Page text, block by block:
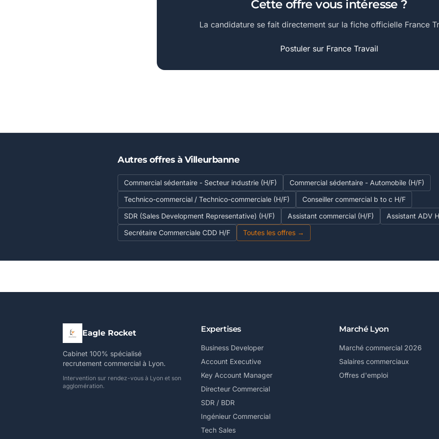
Cette offre vous intéresse ?
La candidature se fait directement sur la fiche officielle France
Postuler sur France Travail
Autres offres à Villeurbanne
Commercial sédentaire - Secteur industrie (H/F)
Commercial sédentaire - Automobile (H/F)
Technico-commercial / Technico-commerciale (H/F)
Conseiller commercial b to c H/F
SDR (Sales Development Representative) (H/F)
Assistant commercial (H/F)
Assistant ADV
Secrétaire Commerciale CDD H/F
Toutes les offres →
Eagle Rocket
Cabinet 100% spécialisé
recrutement commercial à Lyon.
Intervention sur rendez-vous à Lyon et son
agglomération.
Expertises
Business Developer
Account Executive
Key Account Manager
Directeur Commercial
SDR / BDR
Ingénieur Commercial
Tech Sales
Marché Lyon
Marché commercial 2026
Salaires commerciaux
Offres d'emploi